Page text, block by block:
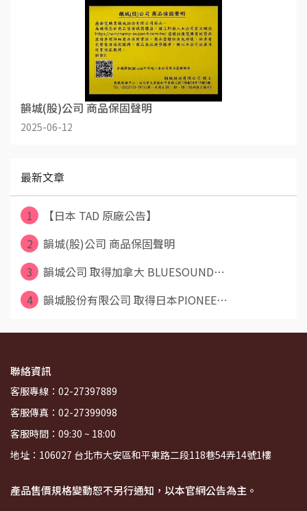
韻城(股)公司 商品保固聲明
2025-06-12
最新文章
1
【日本 TAD 原廠公告】
2
韻城(股)公司 商品保固聲明
3
韻城公司 取得加拿大 BLUESOUND⋯
4
韻城股份有限公司 取得日本PIONEE⋯
聯絡資訊
客服專線：02-27397889
客服傳真：02-27399098
客服時間：09:30 ~ 18:00
地址：106027 台北市大安區和平東路二段118巷54弄14號1樓
產品售價規格變動恕不另行通知，以本官網公告為主。